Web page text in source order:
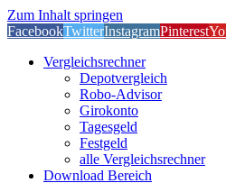
Zum Inhalt springen
FacebookTwitterInstagramPinterest
Vergleichsrechner
Depotvergleich
Robo-Advisor
Girokonto
Tagesgeld
Festgeld
alle Vergleichsrechner
Download Bereich